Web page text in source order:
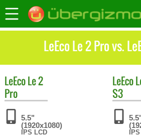
LeEco Le 2 Pro vs.
LeEcoLe 2
Pro
5.5"
(1920x1080)
IPS LCD
LeEco
S3